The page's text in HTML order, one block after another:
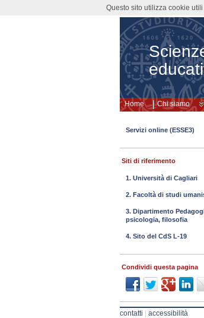
Home Chi siamo
Servizi online (ESSE3)
Siti di riferimento
1. Università di Cagliari
2. Facoltà di studi
3. Dipartimento
psicologia, filosofia
4. Sito del CdS L-19
Condividi questa pagina
contatti accessibilità
Questo sito utilizza cookie